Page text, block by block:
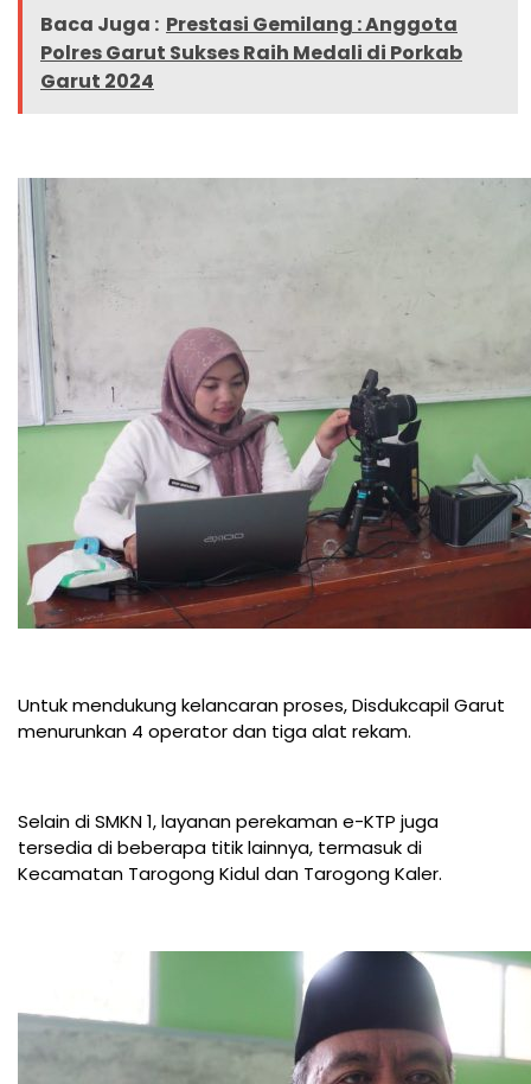
Baca Juga : Prestasi Gemilang : Anggota
Polres Garut Sukses Raih Medali di Porkab
Garut 2024
Untuk mendukung kelancaran proses, Disdukcapil Garut
menurunkan 4 operator dan tiga alat rekam.
Selain di SMKN 1, layanan perekaman e-KTP juga
tersedia di beberapa titik lainnya, termasuk di
Kecamatan Tarogong Kidul dan Tarogong Kaler.